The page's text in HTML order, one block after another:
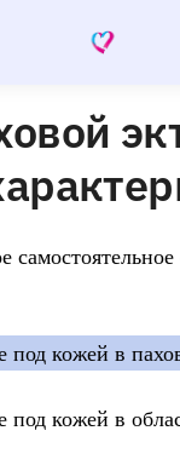
под кожей в
под кожей в